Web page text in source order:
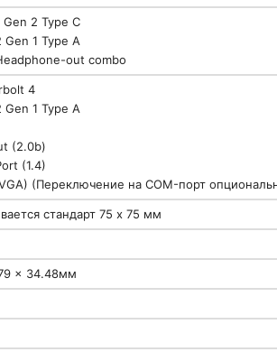
Gen 2 Type C
Gen 1 Type A
out combo
4
Gen 1 Type A
(2.0b)
(1.4)
(Переключение на COM-порт
стандарт 75 x 75 мм
x 34.48мм